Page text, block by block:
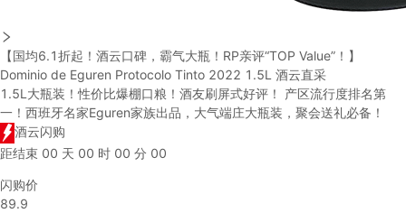
【国均6.1折起！酒云口碑，霸气大瓶！RP亲评“TOP Value”！】
Dominio de Eguren Protocolo Tinto 2022 1.5L 酒云直采
1.5L大瓶装！性价比爆棚口粮！酒友刷屏式好评！ 产区流行度排名第
一！西班牙名家Eguren家族出品，大气端庄大瓶装，聚会送礼必备！
酒云闪购
距结束 00 天 00 时 00 分 00
闪购价
89.9